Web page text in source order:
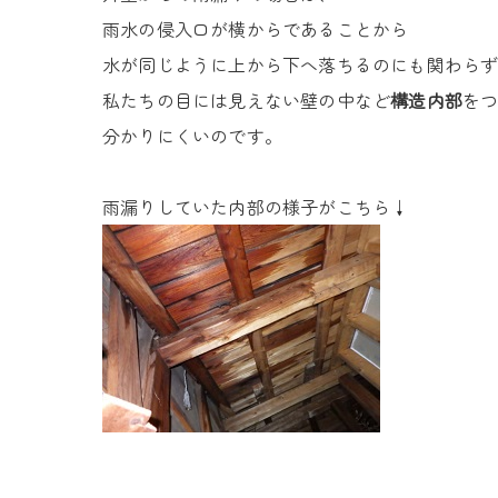
雨水の侵入口が横からであることから
水が同じように上から下へ落ちるのにも関わらず
私たちの目には見えない壁の中など構造内部を
分かりにくいのです。
雨漏りしていた内部の様子がこちら↓